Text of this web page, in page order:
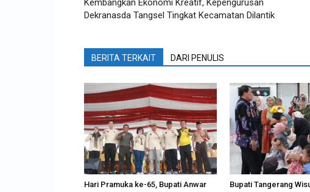
Kembangkan Ekonomi Kreatif, Kepengurusan
Dekranasda Tangsel Tingkat Kecamatan Dilantik
BERITA TERKAIT DARI PENULIS
Hari Pramuka ke-65, Bupati Anwar
Bupati Tangerang